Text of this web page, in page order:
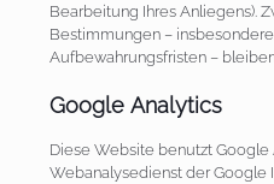
Bearbeitung Ihres Anliegens).
Bestimmungen –
Aufbewahrungsfristen –
Google Analytics
Diese Website benutzt Google
Webanalysedienst der Google